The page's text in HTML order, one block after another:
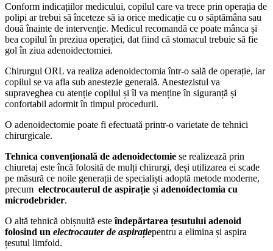
Conform indicațiilor medicului, copilul care va trece prin operația de
polipi ar trebui să înceteze să ia orice medicație cu o săptămâna sau
două înainte de intervenție. Medicul recomandă ce poate mânca și
bea copilul în preziua operației, dat fiind că stomacul trebuie să fie
gol în ziua adenoidectomiei.
Chirurgul ORL va realiza adenoidectomia într-o sală de operație, iar
copilul se va afla sub anestezie generală. Anestezistul va
supraveghea cu atenție copilul și îl va menține în siguranță și
confortabil adormit în timpul procedurii.
O adenoidectomie poate fi efectuată printr-o varietate de tehnici
chirurgicale.
Tehnica convențională de adenoidectomie se realizează prin
chiuretaj este încă folosită de mulți chirurgi, deși utilizarea ei scade
pe măsură ce noile generații de specialiști adoptă metode moderne,
precum electrocauterul de aspirație și adenoidectomia cu
microdebrider.
O altă tehnică obișnuită esteîndepărtarea țesutului adenoid
folosind un electrocauter de aspirațiepentru a elimina și aspira
țesutul limfoid.